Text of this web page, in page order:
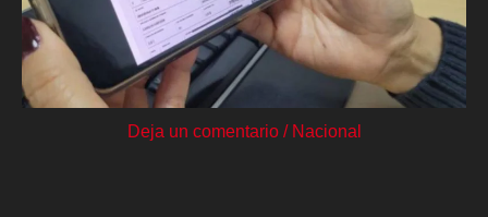
Deja un comentario / Nacional